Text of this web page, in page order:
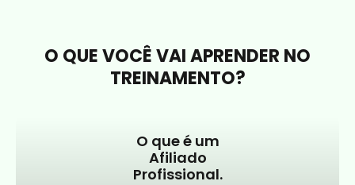
O QUE VOCÊ VAI APRENDER NO
TREINAMENTO?
O que é um
Afiliado
Profissional.